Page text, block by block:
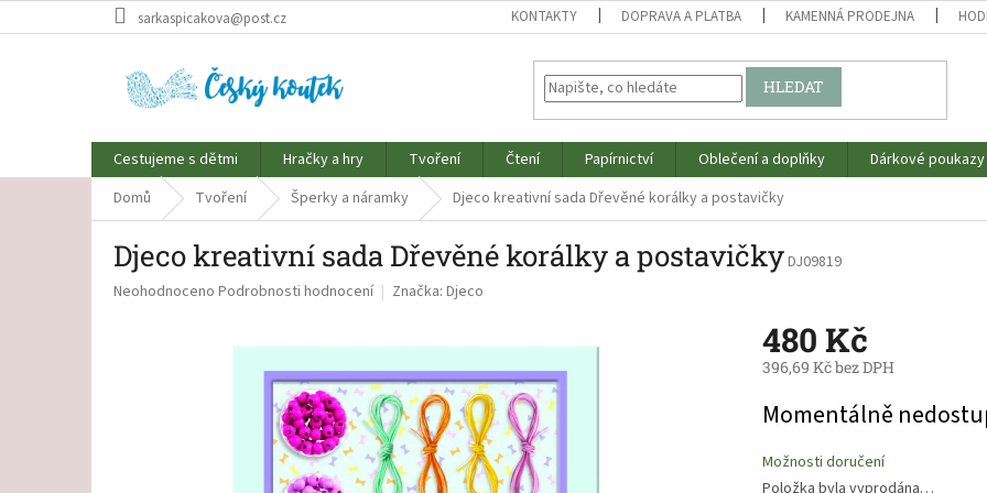
na
sarkaspicakova@post.cz KONTAKTY DOPRAVA A PLATBA KAMENNÁ PRODEJNA
HLEDAT
Cestujeme s dětmi Hračky a hry Tvoření Čtení Papírnictví Oblečení a doplňky Dárkové poukazy
Domů
Tvoření Šperky a náramky Djeco kreativní sada Dřevěné korálky a postavičky
Djeco kreativní sada Dřevěné korálky a postavičkyDJ09819
Průměrné
Neohodnoceno Podrobnosti hodnocení Značka: Djeco
480 Kč
396,69 Kč bez DPH
cena:
Momentálně
Možnosti doručení